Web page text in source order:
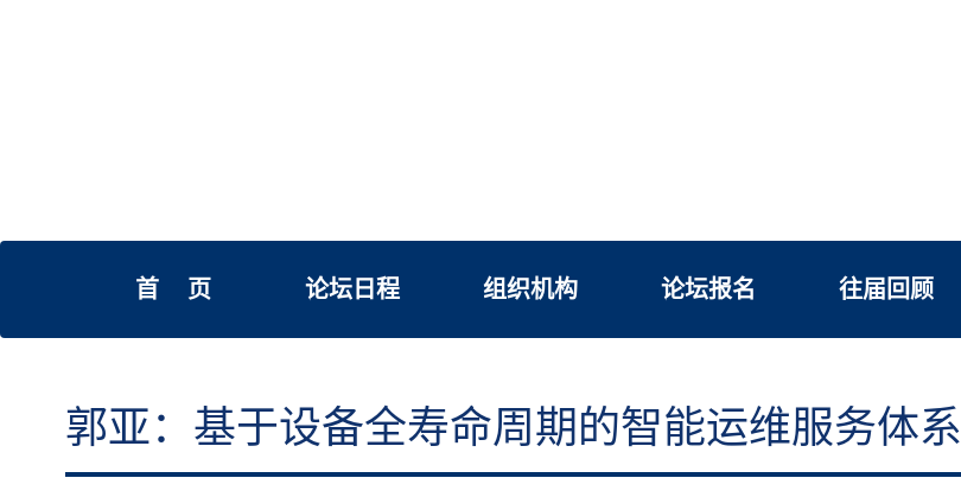
首 页 论坛日程 组织机构 论坛报名 往届回顾
郭亚：基于设备全寿命周期的智能运维服务体系